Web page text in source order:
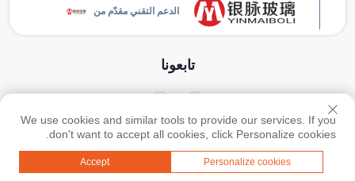
الدعم التقني مقدّم من
تابعونا
حقوق النشر © جميع الحقوق محفوظة لشركة قوانغتشو يينماي للمنتجات الزجاجية
المحدودة -سياسة الخصوصية-المدونة
We use cookies and similar tools to provide our services. If you
don't want to accept all cookies, click Personalize cookies.
Personalize cookies
Accept